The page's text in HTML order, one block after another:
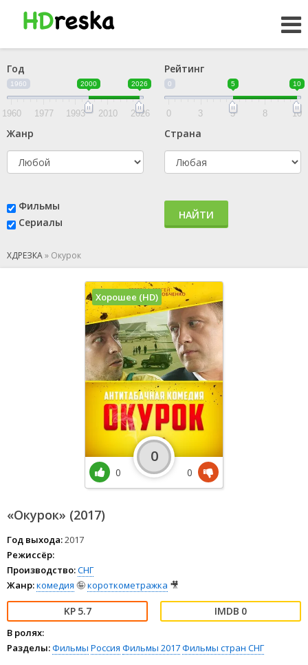
Год
1960 2000 2026
1960 1977 1993 2010 2026
Рейтинг
0 5 10
0 3 5 8 10
Жанр Страна
Фильмы
Сериалы
НАЙТИ
ХДРЕЗКА» Окурок
«Окурок» (2017)
Год выхода:2017
Режиссёр:
Производство:СНГ
Жанр:комедия 🤪короткометражка 🎥
5.7 0
В ролях:
Разделы:Фильмы Россия Фильмы 2017Фильмы стран СНГ
Хорошее (HD)
0
0
0